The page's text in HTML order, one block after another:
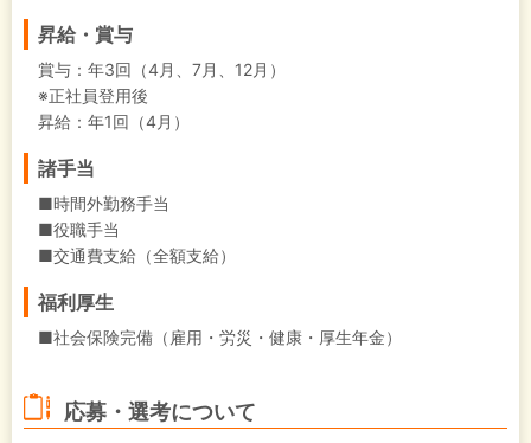
昇給・賞与
賞与：年3回（4月、7月、12月）
※正社員登用後
昇給：年1回（4月）
諸手当
■時間外勤務手当
■役職手当
■交通費支給（全額支給）
福利厚生
■社会保険完備（雇用・労災・健康・厚生年金）
応募・選考について